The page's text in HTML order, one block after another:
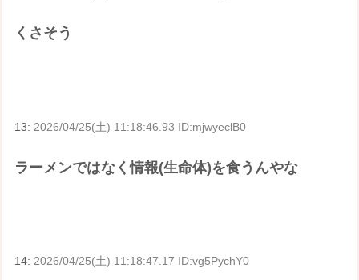
くさそう
13: 2026/04/25(土) 11:18:46.93 ID:mjwyeclB0
ラーメンではなく情報(生命体)を食うんやな
14: 2026/04/25(土) 11:18:47.17 ID:vg5PychY0